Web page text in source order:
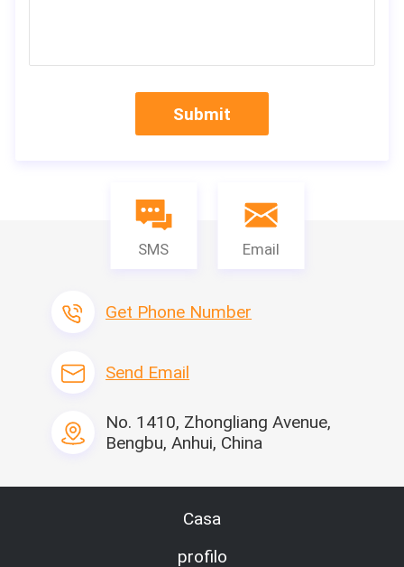
Submit
SMS Email
Get Phone Number
Send Email
No. 1410, Zhongliang Avenue,
Bengbu, Anhui, China
Casa
profilo